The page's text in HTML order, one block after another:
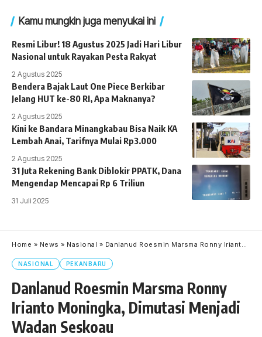
Kamu mungkin juga menyukai ini
Resmi Libur! 18 Agustus 2025 Jadi Hari Libur
Nasional untuk Rayakan Pesta Rakyat
2 Agustus 2025
Bendera Bajak Laut One Piece Berkibar
Jelang HUT ke-80 RI, Apa Maknanya?
2 Agustus 2025
Kini ke Bandara Minangkabau Bisa Naik KA
Lembah Anai, Tarifnya Mulai Rp3.000
2 Agustus 2025
31 Juta Rekening Bank Diblokir PPATK, Dana
Mengendap Mencapai Rp 6 Triliun
31 Juli 2025
Home » News » Nasional » Danlanud Roesmin Marsma Ronny Irianto Moningka, Dimutasi Menjadi Wadan Seskoau
NASIONAL PEKANBARU
Danlanud Roesmin Marsma Ronny
Irianto Moningka, Dimutasi Menjadi
Wadan Seskoau